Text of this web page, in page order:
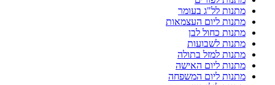
מתנות לל"ג בעומר
מתנות ליום העצמאות
מתנות כחול לבן
מתנות לשבועות
מתנות למזל בתולה
מתנות ליום האישה
מתנות ליום המשפחה